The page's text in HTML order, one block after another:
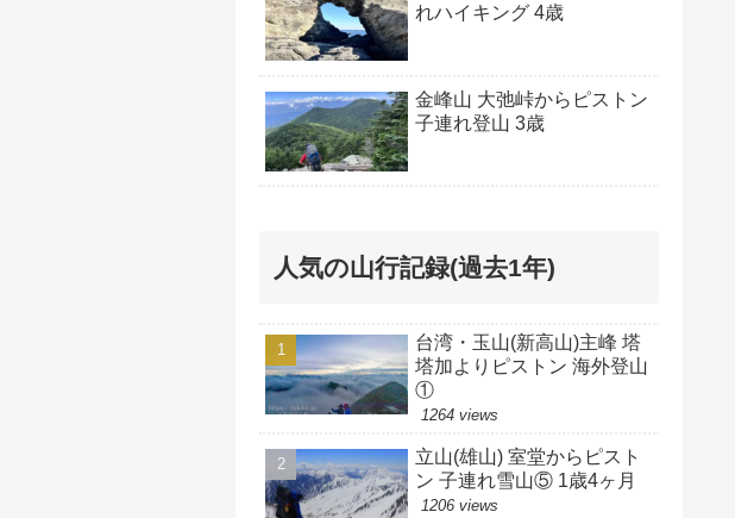
れハイキング 4歳
金峰山 大弛峠からピストン
子連れ登山 3歳
人気の山行記録(過去1年)
台湾・玉山(新高山)主峰 塔
塔加よりピストン 海外登山
①
1264 views
立山(雄山) 室堂からピスト
ン 子連れ雪山⑤ 1歳4ヶ月
1206 views